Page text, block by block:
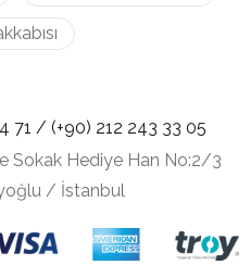
71 / (+90) 212 243 33 05
Sokak Hediye Han No:2/3
/ İstanbul